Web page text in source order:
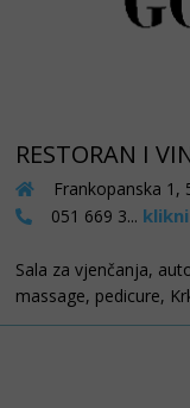
RESTORAN I
Frankopanska
051 669 3...
Sala za vjenčanja,
massage, pedicure,